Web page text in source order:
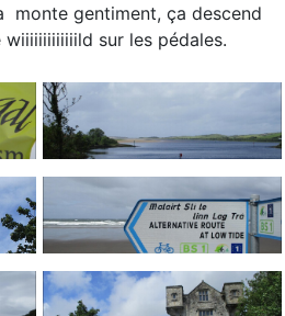
monte gentiment, ça descend
sur les pédales.